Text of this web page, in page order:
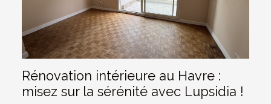
Rénovation intérieure au Havre :
misez sur la sérénité avec Lupsidia !